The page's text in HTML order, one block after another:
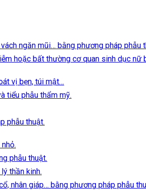
ngăn mũi… bằng phương pháp phẫu
hoặc bất thường cơ quan sinh dục nữ
vị bẹn, túi mật…
tiểu phẫu thẩm mỹ.
phẫu thuật.
phẫu thuật.
thần kinh.
nhân giáp… bằng phương pháp phẫu